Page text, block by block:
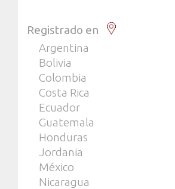
Registrado en
Argentina
Bolivia
Colombia
Costa Rica
Ecuador
Guatemala
Honduras
Jordania
México
Nicaragua